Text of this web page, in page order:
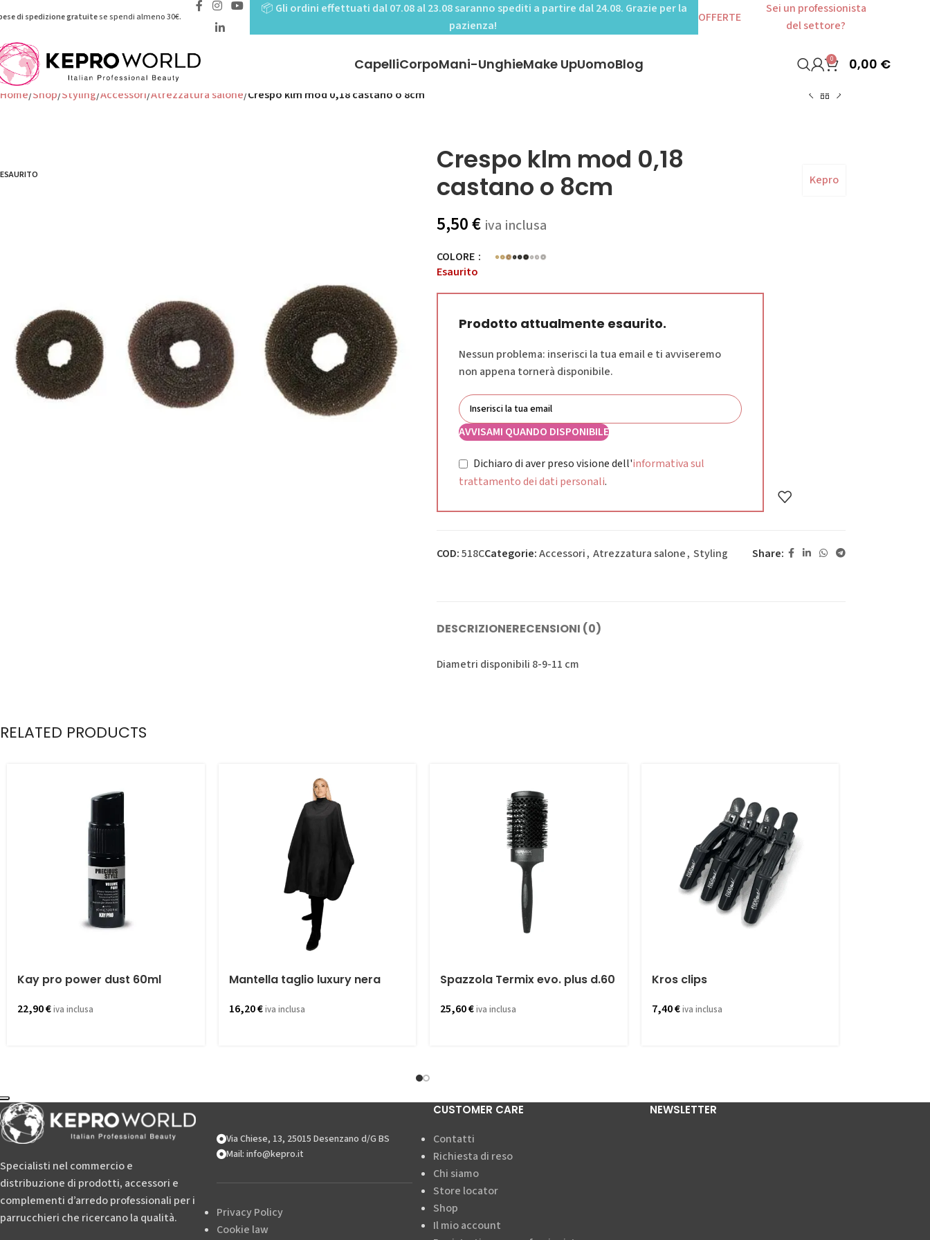
di spedizione gratuitese spendi almeno 30€.
📦 Gli ordini effettuati dal 07.08 al 23.08 saranno spediti a partire dal 24.08. Grazie per la
pazienza!
OFFERTE
Sei un professionista
del settore?
CapelliCorpoMani-UnghieMake UpUomoBlog 0 0,00 €
Home Shop Styling Accessori Atrezzatura salone Crespo klm mod 0,18 castano o 8cm
ESAURITO
Crespo klm mod 0,18
castano o 8cm
Kepro
5,50€ iva inclusa
COLORE
Esaurito
Prodotto attualmente esaurito.
Nessun problema: inserisci la tua email e ti avviseremo
non appena tornerà disponibile.
AVVISAMI QUANDO DISPONIBILE
Dichiaro di aver preso visione dell'informativa sul
trattamento dei dati personali.
COD:518CCategorie:Accessori, Atrezzatura salone, Styling Share:
DESCRIZIONERECENSIONI (0)
Diametri disponibili 8-9-11 cm
RELATED PRODUCTS
Kay pro power dust 60ml
22,90€iva inclusa
Mantella taglio luxury nera
16,20€iva inclusa
Spazzola Termix evo. plus d.60
25,60€iva inclusa
Kros clips
7,40€iva inclusa
Specialisti nel commercio e
distribuzione di prodotti, accessori e
complementi d’arredo professionali per i
parrucchieri che ricercano la qualità.
Via Chiese, 13, 25015 Desenzano d/G BS
Mail: info@kepro.it
Privacy Policy
Cookie law
CUSTOMER CARE
Contatti
Richiesta di reso
Chi siamo
Store locator
Shop
Il mio account
NEWSLETTER